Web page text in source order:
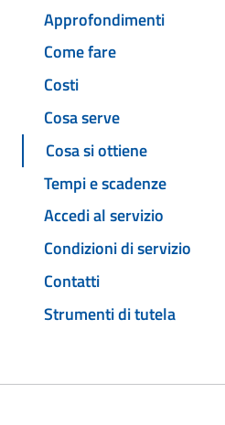
Approfondimenti
Come fare
Costi
Cosa serve
Cosa si ottiene
Tempi e scadenze
Accedi al servizio
Condizioni di servizio
Contatti
Strumenti di tutela